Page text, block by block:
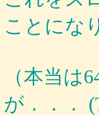
ことにな
（本当は
が．．．